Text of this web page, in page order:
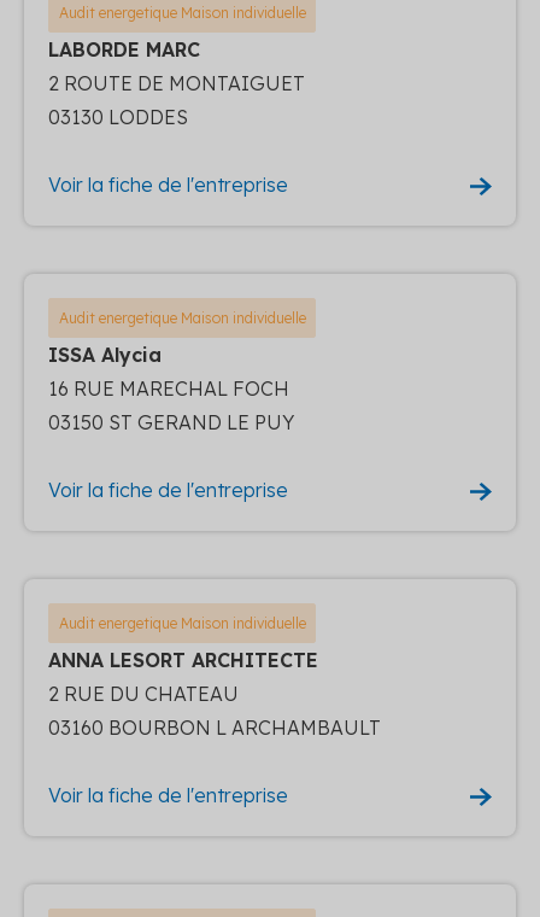
Audit energetique Maison individuelle
LABORDE MARC
2 ROUTE DE MONTAIGUET
03130 LODDES
Voir la fiche de l'entreprise
Audit energetique Maison individuelle
ISSA Alycia
16 RUE MARECHAL FOCH
03150 ST GERAND LE PUY
Voir la fiche de l'entreprise
Audit energetique Maison individuelle
ANNA LESORT ARCHITECTE
2 RUE DU CHATEAU
03160 BOURBON L ARCHAMBAULT
Voir la fiche de l'entreprise